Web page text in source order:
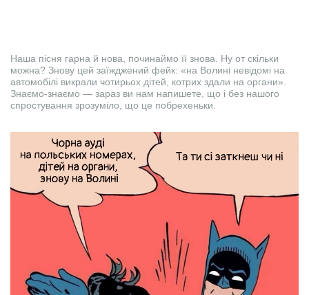
Наша пісня гарна й нова, починаймо її знова. Ну от скільки
можна? Знову цей заїжджений фейк: «на Волині невідомі на
автомобілі викрали чотирьох дітей, котрих здали на органи».
Знаємо-знаємо — зараз ви нам напишете, що і без нашого
спростування зрозуміло, що це побрехеньки.